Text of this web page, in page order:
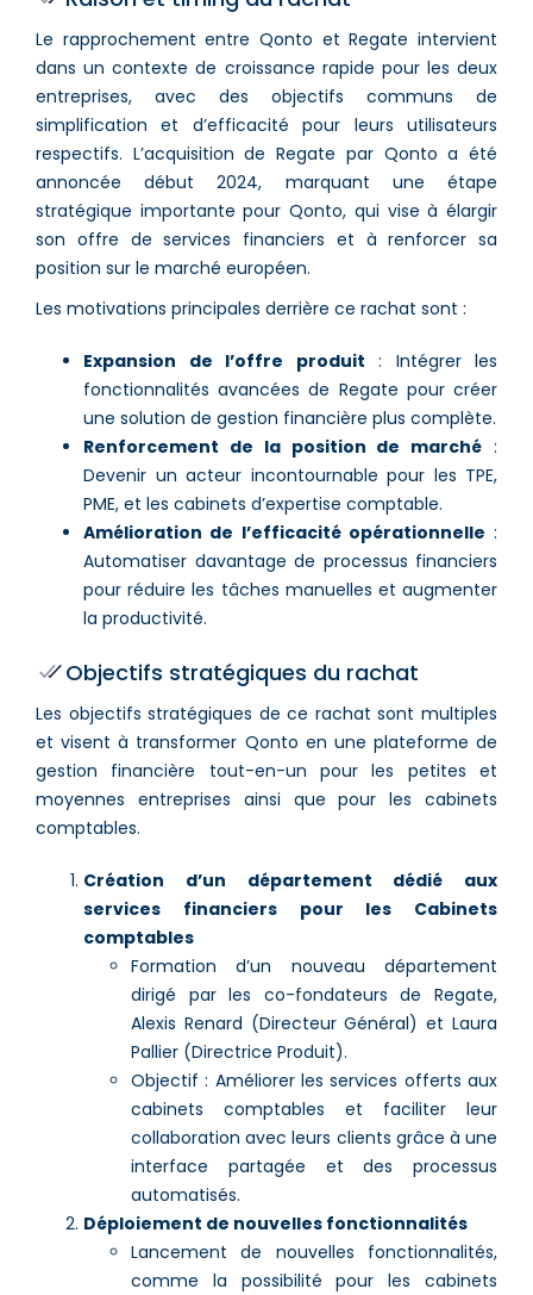
Le rapprochement entre Qonto et Regate intervient
dans un contexte de croissance rapide pour les deux
entreprises, avec des objectifs communs de
simplification et d’efficacité pour leurs utilisateurs
respectifs. L’acquisition de Regate par Qonto a été
annoncée début 2024, marquant une étape
stratégique importante pour Qonto, qui vise à élargir
son offre de services financiers et à renforcer sa
position sur le marché européen.
Les motivations principales derrière ce rachat sont :
Expansion de l’offre produit : Intégrer les
fonctionnalités avancées de Regate pour créer
une solution de gestion financière plus complète.
Renforcement de la position de marché :
Devenir un acteur incontournable pour les TPE,
PME, et les cabinets d’expertise comptable.
Amélioration de l’efficacité opérationnelle :
Automatiser davantage de processus financiers
pour réduire les tâches manuelles et augmenter
la productivité.
Objectifs stratégiques du rachat
Les objectifs stratégiques de ce rachat sont multiples
et visent à transformer Qonto en une plateforme de
gestion financière tout-en-un pour les petites et
moyennes entreprises ainsi que pour les cabinets
comptables.
Création d’un département dédié aux
services financiers pour les Cabinets
comptables
Formation d’un nouveau département
dirigé par les co-fondateurs de Regate,
Alexis Renard (Directeur Général) et Laura
Pallier (Directrice Produit).
Objectif : Améliorer les services offerts aux
cabinets comptables et faciliter leur
collaboration avec leurs clients grâce à une
interface partagée et des processus
automatisés.
Déploiement de nouvelles fonctionnalités
Lancement de nouvelles fonctionnalités,
comme la possibilité pour les cabinets